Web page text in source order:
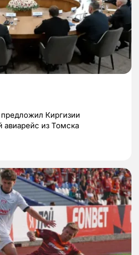
Киргизии
авиарейс из Томска